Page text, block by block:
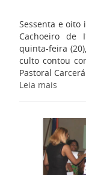
Sessenta e oito
Cachoeiro de
quinta-feira
culto contou
Pastoral
Leia mais